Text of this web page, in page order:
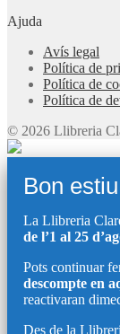
Ajuda
Avís legal
Política de
Política de
Política de
© 2026 Llibreria
Bon
La Llibreria
de l’1 al 25
Pots continuar
descompte en
reactivaran
Des de la